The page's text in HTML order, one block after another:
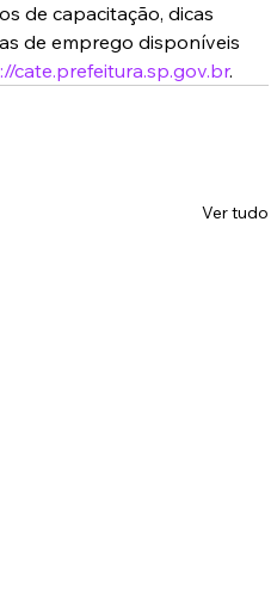
de capacitação, dicas
de emprego disponíveis
cate.prefeitura.sp.gov.br.
Ver tudo